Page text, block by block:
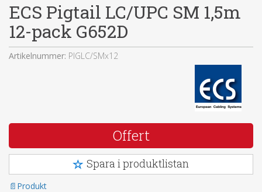
ECS Pigtail LC/UPC SM 1,5m
12-pack G652D
Artikelnummer: PIGLC/SMx12
Offert
Spara i produktlistan
Produkt